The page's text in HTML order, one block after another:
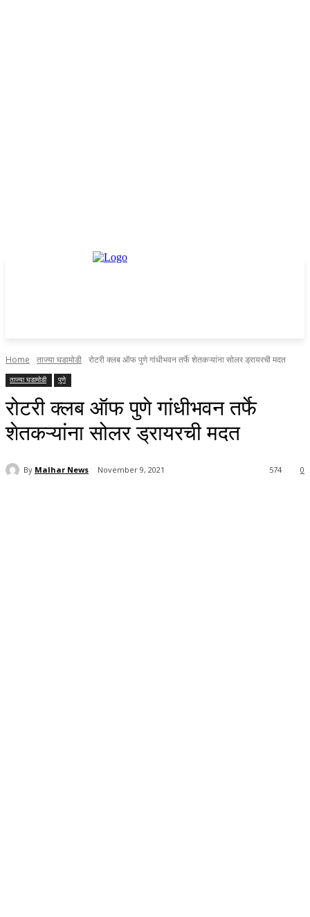
Home ताज्या घडामोडी रोटरी क्लब ऑफ पुणे गांधीभवन तर्फे शेतकऱ्यांना सोलर ड्रायरची मदत
ताज्या घडामोडी पुणे
रोटरी क्लब ऑफ पुणे गांधीभवन तर्फे
शेतकऱ्यांना सोलर ड्रायरची मदत
By Malhar News November 9, 2021 0
574